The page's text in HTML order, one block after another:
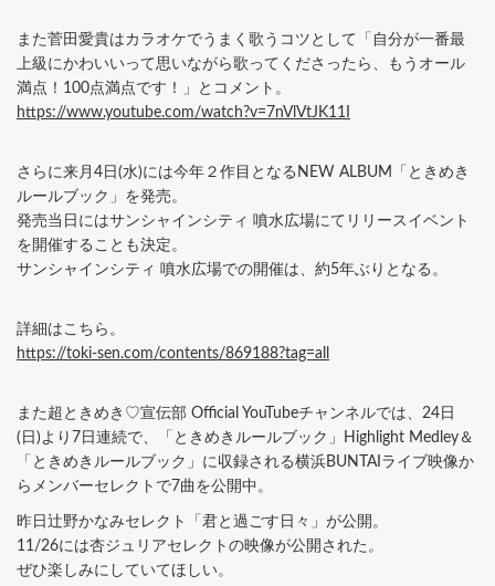
また菅田愛貴はカラオケでうまく歌うコツとして「自分が一番最
上級にかわいいって思いながら歌ってくださったら、もうオール
満点！100点満点です！」とコメント。
https://www.youtube.com/watch?v=7nVlVtJK11I
さらに来月4日(水)には今年２作目となるNEW ALBUM「ときめき
ルールブック」を発売。
発売当日にはサンシャインシティ 噴水広場にてリリースイベント
を開催することも決定。
サンシャインシティ 噴水広場での開催は、約5年ぶりとなる。
詳細はこちら。
https://toki-sen.com/contents/869188?tag=all
また超ときめき♡宣伝部 Official YouTubeチャンネルでは、24日
(日)より7日連続で、「ときめきルールブック」Highlight Medley＆
「ときめきルールブック」に収録される横浜BUNTAIライブ映像か
らメンバーセレクトで7曲を公開中。
昨日辻野かなみセレクト「君と過ごす日々」が公開。
11/26には杏ジュリアセレクトの映像が公開された。
ぜひ楽しみにしていてほしい。